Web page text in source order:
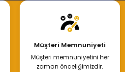
Müşteri Memnuniyeti
Müşteri memnuniyetini her
zaman önceliğimizdir.